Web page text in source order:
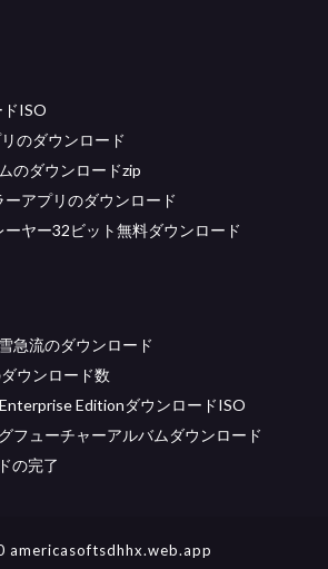
ISO
のダウンロード
のダウンロードzip
アプリのダウンロード
ヤー32ビット無料ダウンロード
急流のダウンロード
ウンロード数
EditionダウンロードISO
フューチャーアルバムダウンロード
の完了
americasoftsdhhx.web.app